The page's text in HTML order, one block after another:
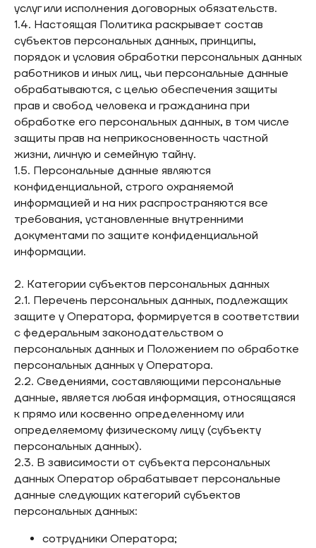
услуг или исполнения договорных обязательств.
1.4. Настоящая Политика раскрывает состав
субъектов персональных данных, принципы,
порядок и условия обработки персональных данных
работников и иных лиц, чьи персональные данные
обрабатываются, с целью обеспечения защиты
прав и свобод человека и гражданина при
обработке его персональных данных, в том числе
защиты прав на неприкосновенность частной
жизни, личную и семейную тайну.
1.5. Персональные данные являются
конфиденциальной, строго охраняемой
информацией и на них распространяются все
требования, установленные внутренними
документами по защите конфиденциальной
информации.
2. Категории субъектов персональных данных
2.1. Перечень персональных данных, подлежащих
защите у Оператора, формируется в соответствии
с федеральным законодательством о
персональных данных и Положением по обработке
персональных данных у Оператора.
2.2. Сведениями, составляющими персональные
данные, является любая информация, относящаяся
к прямо или косвенно определенному или
определяемому физическому лицу (субъекту
персональных данных).
2.3. В зависимости от субъекта персональных
данных Оператор обрабатывает персональные
данные следующих категорий субъектов
персональных данных:
сотрудники Оператора;